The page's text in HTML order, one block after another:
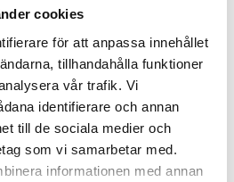
cookies
för att anpassa innehållet
tillhandahålla funktioner
vår trafik. Vi
identifierare och annan
till de sociala medier och
som vi samarbetar med.
informationen med annan